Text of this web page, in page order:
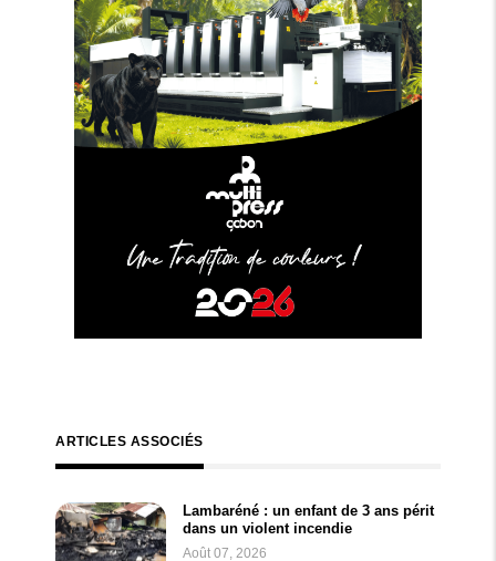
ARTICLES ASSOCIÉS
Lambaréné : un enfant de 3 ans périt
dans un violent incendie
Août 07, 2026